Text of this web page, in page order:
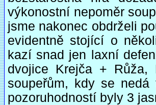
výkonostní nepoměr
jsme nakonec obdrželi
evidentně stojící o
kazí snad jen laxní
dvojice Krejča +
soupeřům, kdy se
pozoruhodností byly 3